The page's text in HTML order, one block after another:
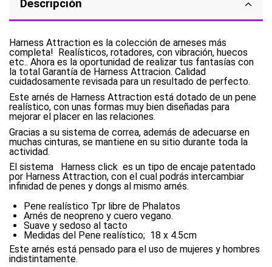
Descripción
Harness Attraction es la colección de arneses más
completa! Realísticos, rotadores, con vibración, huecos
etc.. Ahora es la oportunidad de realizar tus fantasías con
la total Garantía de Harness Attracion. Calidad
cuidadosamente revisada para un resultado de perfecto.
Este arnés de Harness Attraction está dotado de un pene
realístico, con unas formas muy bien diseñadas para
mejorar el placer en las relaciones.
Gracias a su sistema de correa, además de adecuarse en
muchas cinturas, se mantiene en su sitio durante toda la
actividad.
El sistema Harness click es un tipo de encaje patentado
por Harness Attraction, con el cual podrás intercambiar
infinidad de penes y dongs al mismo arnés.
Pene realístico Tpr libre de Phalatos
Arnés de neopreno y cuero vegano.
Suave y sedoso al tacto
Medidas del Pene realístico; 18 x 4.5cm
Este arnés está pensado para el uso de mujeres y hombres
indistintamente.